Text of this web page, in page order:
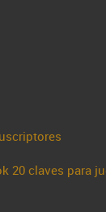
20 claves para